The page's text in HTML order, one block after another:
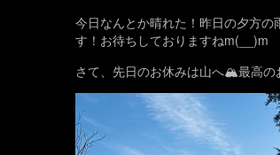
今日なんとか晴れた！昨日の夕方
す！お待ちしておりますねm(__)m
さて、先日のお休みは山へ🏔️最高の